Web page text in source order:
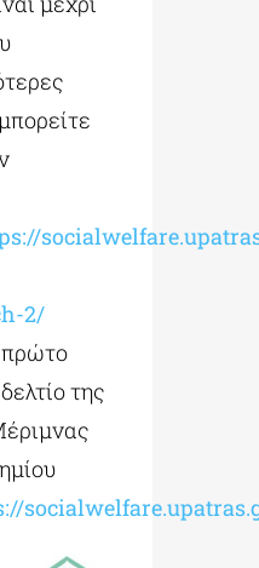
2/
πρώτο
της